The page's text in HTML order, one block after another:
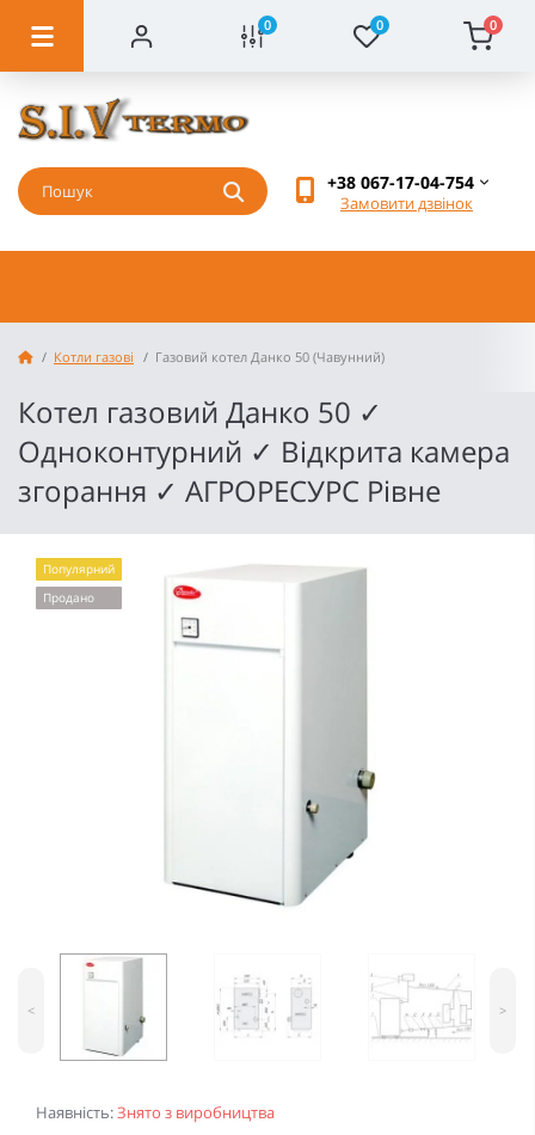
0 0 0
+38 067-17-04-754
Замовити дзвінок
Котли газові Газовий котел Данко 50 (Чавунний)
Котел газовий Данко 50 ✓
Одноконтурний ✓ Відкрита камера
згорання ✓ АГРОРЕСУРС Рівне
Наявність:Знято з виробництва
Популярний
Продано
< >